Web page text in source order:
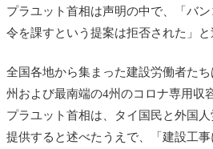
プラユット首相は声明の中で、「バ
令を課すという提案は拒否された」と
全国各地から集まった建設労働者た
州および最南端の4州のコロナ専用収
プラユット首相は、タイ国民と外国
提供すると述べたうえで、「建設工